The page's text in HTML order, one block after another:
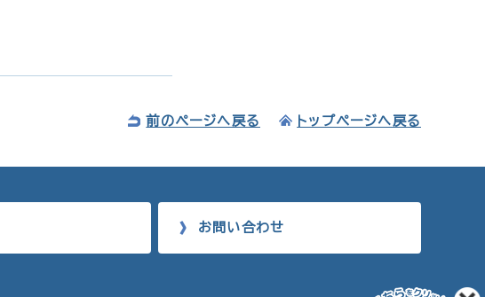
前のページへ戻る トップページへ戻る
お問い合わせ